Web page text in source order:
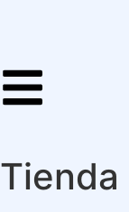
Tienda